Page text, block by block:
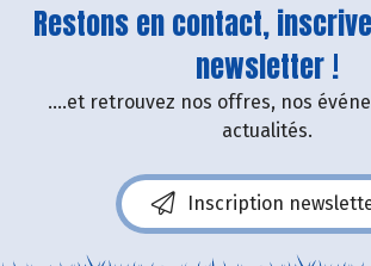
Restons en contact,
newsletter !
....et retrouvez nos offres, nos
actualités.
Inscription